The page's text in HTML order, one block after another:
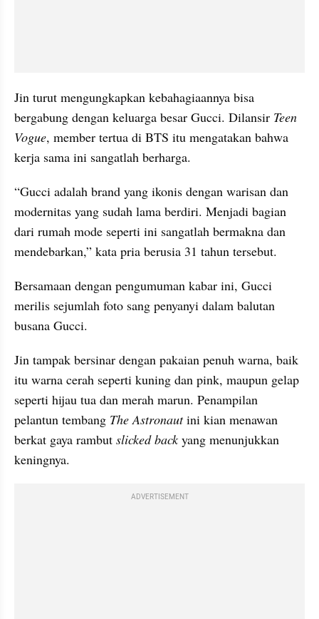
Jin turut mengungkapkan kebahagiaannya bisa
bergabung dengan keluarga besar Gucci. Dilansir Teen
Vogue, member tertua di BTS itu mengatakan bahwa
kerja sama ini sangatlah berharga.
“Gucci adalah brand yang ikonis dengan warisan dan
modernitas yang sudah lama berdiri. Menjadi bagian
dari rumah mode seperti ini sangatlah bermakna dan
mendebarkan,” kata pria berusia 31 tahun tersebut.
Bersamaan dengan pengumuman kabar ini, Gucci
merilis sejumlah foto sang penyanyi dalam balutan
busana Gucci.
Jin tampak bersinar dengan pakaian penuh warna, baik
itu warna cerah seperti kuning dan pink, maupun gelap
seperti hijau tua dan merah marun. Penampilan
pelantun tembang The Astronaut ini kian menawan
berkat gaya rambut slicked back yang menunjukkan
keningnya.
ADVERTISEMENT